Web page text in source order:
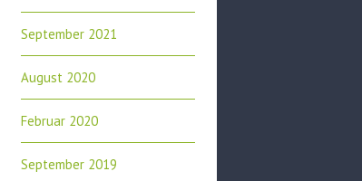
September 2021
August 2020
Februar 2020
September 2019